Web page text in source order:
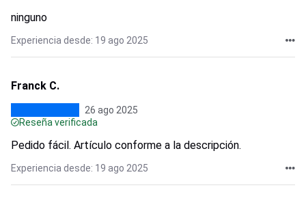
ninguno
Experiencia desde: 19 ago 2025
Franck C.
26 ago 2025
Reseña verificada
Pedido fácil. Artículo conforme a la descripción.
Experiencia desde: 19 ago 2025